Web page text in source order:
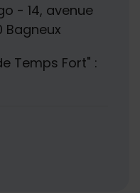
- 14, avenue
Bagneux
Temps Fort" :